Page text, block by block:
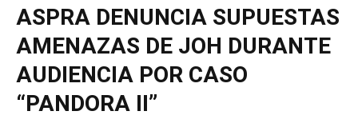
ASPRA DENUNCIA SUPUESTAS
AMENAZAS DE JOH DURANTE
AUDIENCIA POR CASO
“PANDORA II”